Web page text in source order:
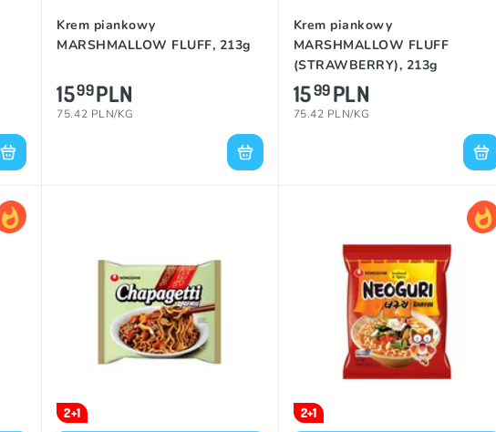
Krem piankowy
MARSHMALLOW FLUFF, 213g
1599PLN
75.42 PLN/KG
Krem piankowy
MARSHMALLOW FLUFF
(STRAWBERRY), 213g
1599PLN
75.42 PLN/KG
2+1 2+1